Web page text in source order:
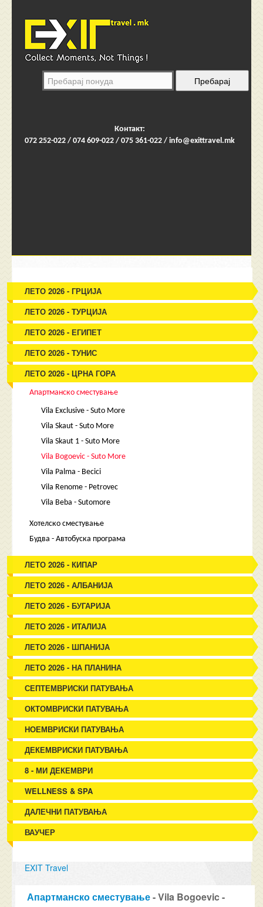
Контакт:
072 252-022 / 074 609-022 / 075 361-022 / info@exittravel.mk
ЛЕТО 2026 - ГРЦИЈА
ЛЕТО 2026 - ТУРЦИЈА
ЛЕТО 2026 - ЕГИПЕТ
ЛЕТО 2026 - ТУНИС
ЛЕТО 2026 - ЦРНА ГОРА
Апартманско сместување
Vila Exclusive - Suto More
Vila Skaut - Suto More
Vila Skaut 1 - Suto More
Vila Bogoevic - Suto More
Vila Palma - Becici
Vila Renome - Petrovec
Vila Beba - Sutomore
Хотелско сместување
Будва - Автобуска програма
ЛЕТО 2026 - КИПАР
ЛЕТО 2026 - АЛБАНИЈА
ЛЕТО 2026 - БУГАРИЈА
ЛЕТО 2026 - ИТАЛИЈА
ЛЕТО 2026 - ШПАНИЈА
ЛЕТО 2026 - НА ПЛАНИНА
СЕПТЕМВРИСКИ ПАТУВАЊА
ОКТОМВРИСКИ ПАТУВАЊА
НОЕМВРИСКИ ПАТУВАЊА
ДЕКЕМВРИСКИ ПАТУВАЊА
8 - МИ ДЕКЕМВРИ
WELLNESS & SPA
ДАЛЕЧНИ ПАТУВАЊА
ВАУЧЕР
EXIT Travel
Апартманско сместување- Vila Bogoevic -